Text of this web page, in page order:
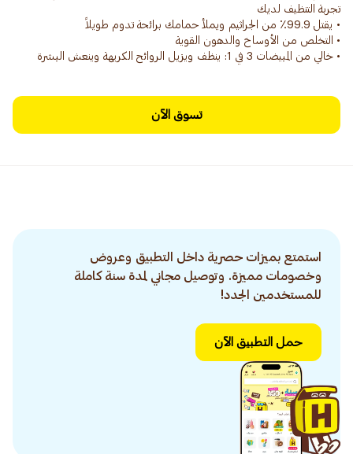
• خالي من المبيضات 3 في 1: ينظف ويزيل الروائح الكريهة وينعش البشرة
تسوق الآن
استمتع بميزات حصرية داخل التطبيق وعروض
وخصومات مميزة. وتوصيل مجاني لمدة سنة كاملة
للمستخدمين الجدد!
حمل التطبيق الآن